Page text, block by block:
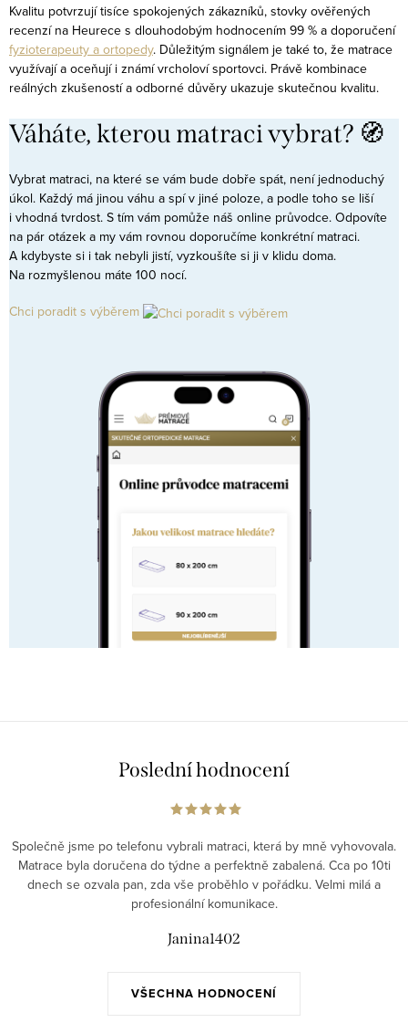
Kvalitu potvrzují tisíce spokojených zákazníků, stovky ověřených
recenzí na Heurece s dlouhodobým hodnocením 99 % a doporučení
fyzioterapeuty a ortopedy. Důležitým signálem je také to, že matrace
využívají a oceňují i známí vrcholoví sportovci. Právě kombinace
reálných zkušeností a odborné důvěry ukazuje skutečnou kvalitu.
Váháte, kterou matraci vybrat? 🧭
Vybrat matraci, na které se vám bude dobře spát, není jednoduchý
úkol. Každý má jinou váhu a spí v jiné poloze, a podle toho se liší
i vhodná tvrdost. S tím vám pomůže náš online průvodce. Odpovíte
na pár otázek a my vám rovnou doporučíme konkrétní matraci.
A kdybyste si i tak nebyli jistí, vyzkoušíte si ji v klidu doma.
Na rozmyšlenou máte 100 nocí.
Chci poradit s výběrem
Poslední hodnocení
VŠECHNA HODNOCENÍ
Společně jsme po telefonu vybrali matraci, která by mně vyhovovala.
Matrace byla doručena do týdne a perfektně zabalená. Cca po 10ti
dnech se ozvala pan, zda vše proběhlo v pořádku. Velmi milá a
profesionální komunikace.
Janina1402